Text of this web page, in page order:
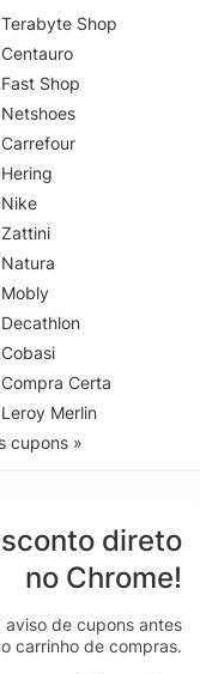
Shop
Shop
Certa
Merlin
cupons »
direto
no Chrome!
de cupons antes
carrinho de compras.